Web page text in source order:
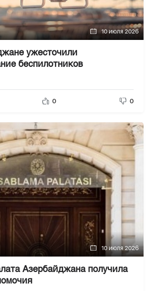
10 июля 2026
ужесточили
беспилотников
0 0
10 июля 2026
Азербайджана получила